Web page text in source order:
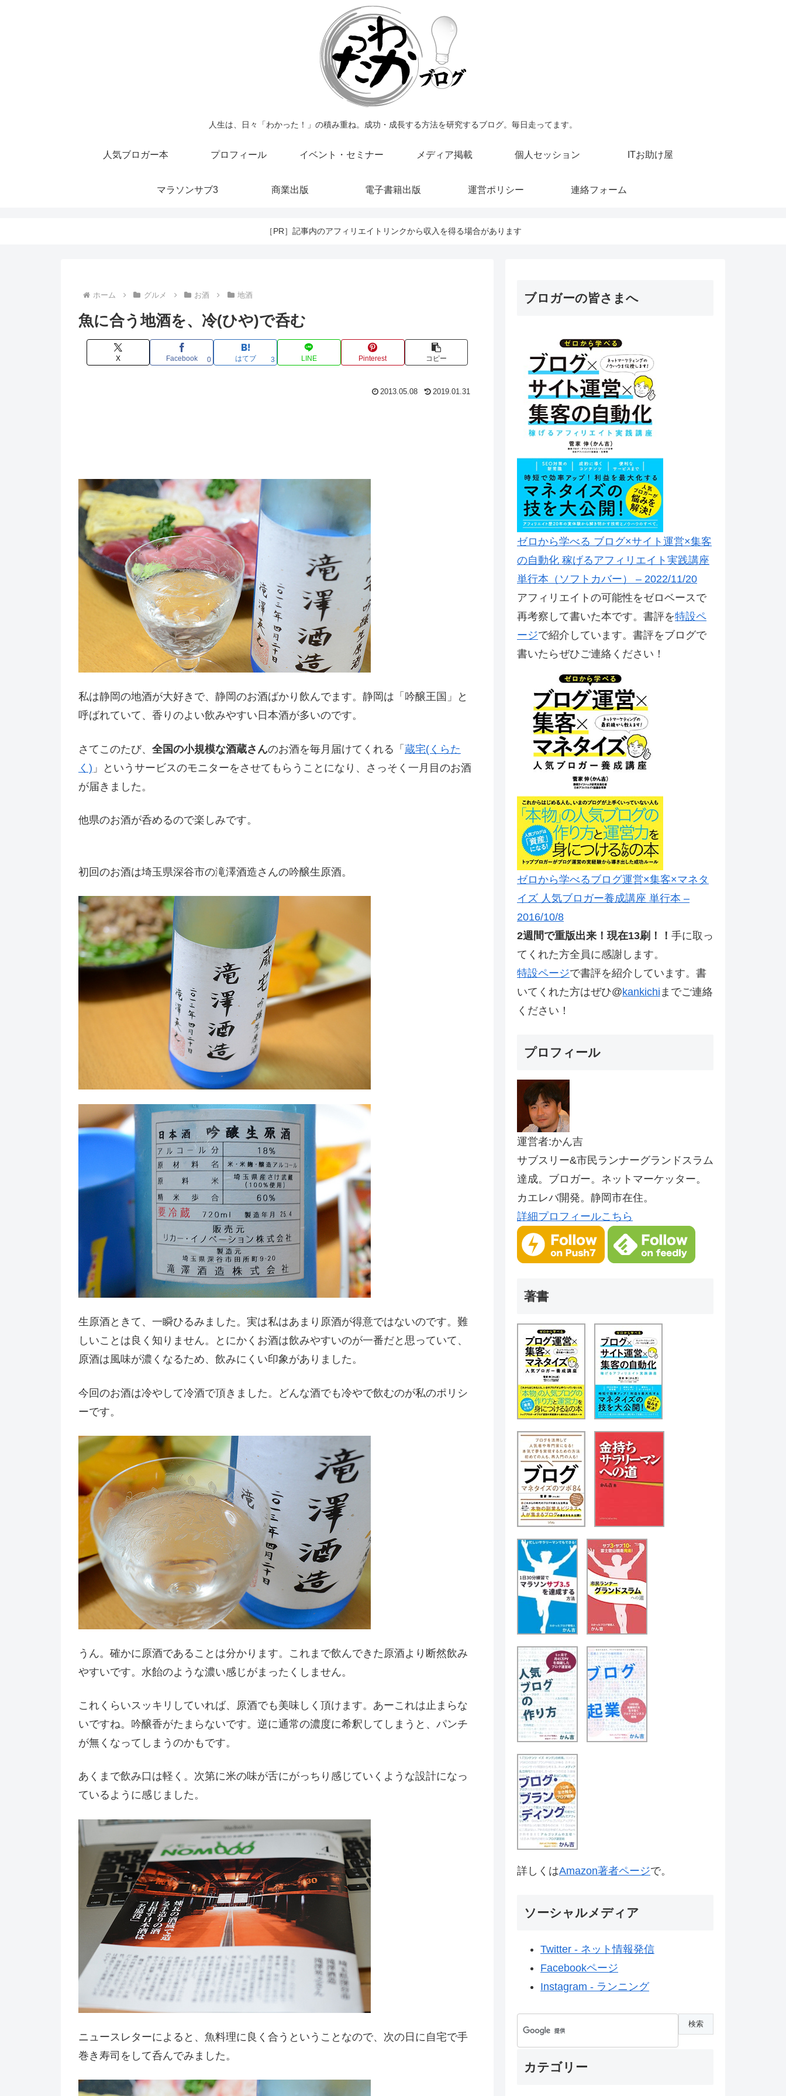
人生は、日々「わかった！」の積み重ね。成功・成長する方法を研究するブログ。毎日走ってます。
人気ブロガー本 プロフィール イベント・セミナー メディア掲載 個人セッション ITお助け屋
マラソンサブ3 商業出版 電子書籍出版 運営ポリシー 連絡フォーム
［PR］記事内のアフィリエイトリンクから収入を得る場合があります
ホーム グルメ お酒 地酒
魚に合う地酒を、冷(ひや)で呑む
X Facebook 0 はてブ 3 LINE Pinterest コピー
2013.05.08 2019.01.31
私は静岡の地酒が大好きで、静岡のお酒ばかり飲んでます。静岡は「吟醸王国」と
呼ばれていて、香りのよい飲みやすい日本酒が多いのです。
さてこのたび、 全国の小規模な酒蔵さんのお酒を毎月届けてくれる「 蔵宅(くらた
く) 」というサービスのモニターをさせてもらうことになり、さっそく一月目のお酒
が届きました。
他県のお酒が呑めるので楽しみです。
初回のお酒は埼玉県深谷市の滝澤酒造さんの吟醸生原酒。
生原酒ときて、一瞬ひるみました。実は私はあまり原酒が得意ではないのです。難
しいことは良く知りません。とにかくお酒は飲みやすいのが一番だと思っていて、
原酒は風味が濃くなるため、飲みにくい印象がありました。
今回のお酒は冷やして冷酒で頂きました。どんな酒でも冷やで飲むのが私のポリシ
ーです。
うん。確かに原酒であることは分かります。これまで飲んできた原酒より断然飲み
やすいです。水飴のような濃い感じがまったくしません。
これくらいスッキリしていれば、原酒でも美味しく頂けます。あーこれは止まらな
いですね。吟醸香がたまらないです。逆に通常の濃度に希釈してしまうと、パンチ
が無くなってしまうのかもです。
あくまで飲み口は軽く。次第に米の味が舌にがっちり感じていくような設計になっ
ているように感じました。
ニュースレターによると、魚料理に良く合うということなので、次の日に自宅で手
巻き寿司をして呑んでみました。
ブロガーの皆さまへ
ゼロから学べる ブログ×サイト運営×集客
の自動化 稼げるアフィリエイト実践講座
単行本（ソフトカバー） – 2022/11/20
アフィリエイトの可能性をゼロベースで
再考察して書いた本です。書評を特設ペ
ージで紹介しています。書評をブログで
書いたらぜひご連絡ください！
ゼロから学べるブログ運営×集客×マネタ
イズ 人気ブロガー養成講座 単行本 –
2016/10/8
2週間で重版出来！現在13刷！！ 手に取っ
てくれた方全員に感謝します。
特設ページで書評を紹介しています。書
いてくれた方はぜひ@kankichi までご連絡
ください！
プロフィール
運営者:かん吉
サブスリー&市民ランナーグランドスラム
達成。ブロガー。ネットマーケッター。
カエレバ開発。静岡市在住。
詳細プロフィールこちら
著書
詳しくはAmazon著者ページで。
ソーシャルメディア
Twitter - ネット情報発信
Facebookページ
Instagram - ランニング
カテゴリー